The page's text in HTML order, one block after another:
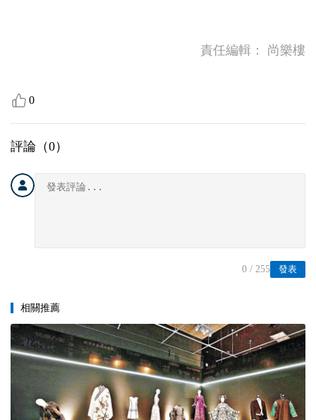
責任編輯： 尚樂樓
0
評論（0）
發表
0 / 255
相關推薦